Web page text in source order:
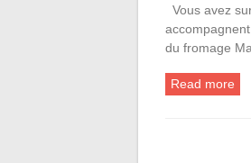
Vous avez
du fromage
Read more